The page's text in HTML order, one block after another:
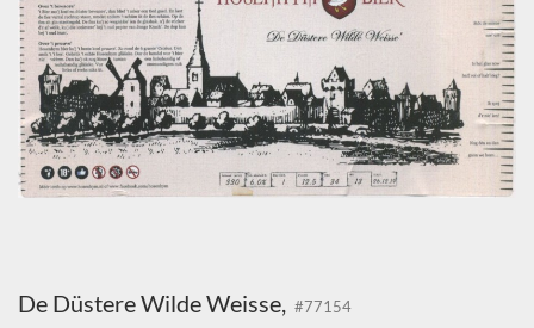
De Düstere Wilde Weisse, #77154